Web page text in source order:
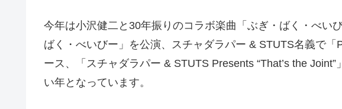
今年は小沢健二と30年振りのコラボ楽曲「ぶぎ・ばく・べい
ばく・べいびー」を公演、スチャダラパー & STUTS名義で「
ース、「スチャダラパー & STUTS Presents “That’s the
い年となっています。